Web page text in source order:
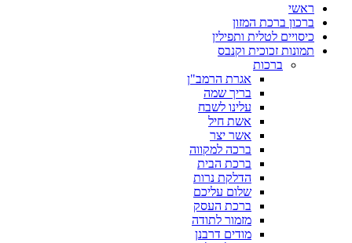
ראשי
ברכון ברכת המזון
כיסויים לטלית ותפילין
תמונות זכוכית וקנבס
ברכות
אגרת הרמב"ן
בריך שמה
עלינו לשבח
אשת חיל
אשר יצר
ברכה למקווה
ברכת הבית
הדלקת נרות
שלום עליכם
ברכת העסק
מזמור לתודה
מודים דרבנן